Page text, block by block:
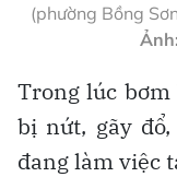
(phường Bồng
Trong lúc
bị nứt, gãy
đang làm việc